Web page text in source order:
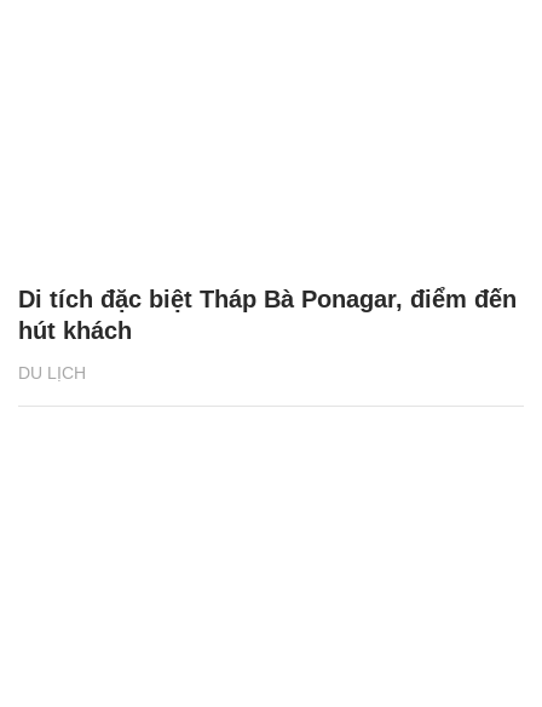
DU LỊCH
Di tích đặc biệt Tháp Bà Ponagar, điểm đến
hút khách